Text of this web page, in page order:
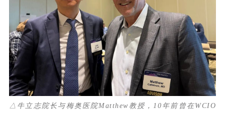
△牛立志院长与梅奥医院Matthew教授，10年前曾在WCIO